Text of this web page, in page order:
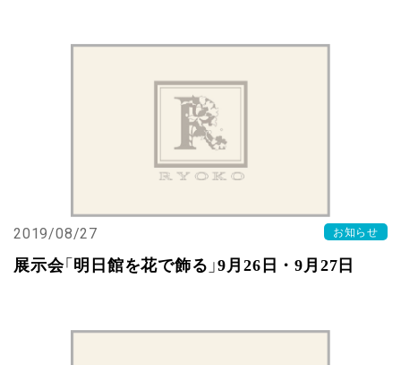
2019/08/27 お知らせ
展示会「明日館を花で飾る」9月26日・9月27日